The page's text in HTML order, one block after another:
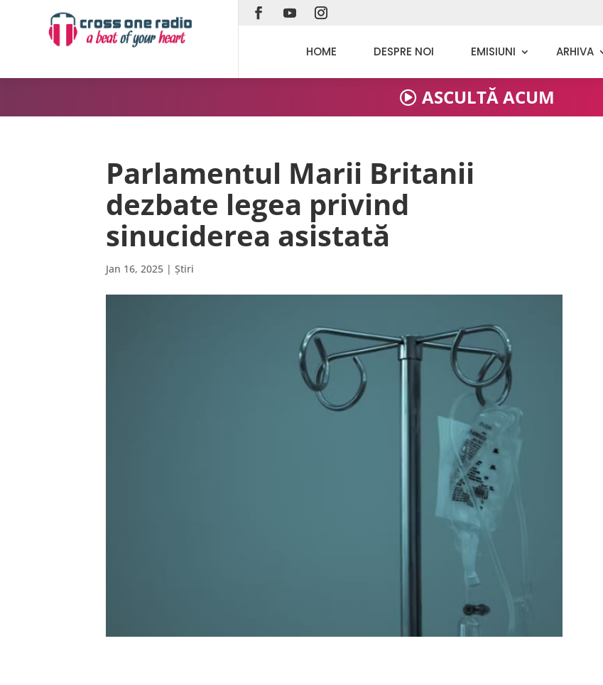
HOME DESPRE NOI EMISIUNI ARHIVA
ASCULTĂ ACUM
Parlamentul Marii Britanii
dezbate legea privind
sinuciderea asistată
Jan 16, 2025 |Știri